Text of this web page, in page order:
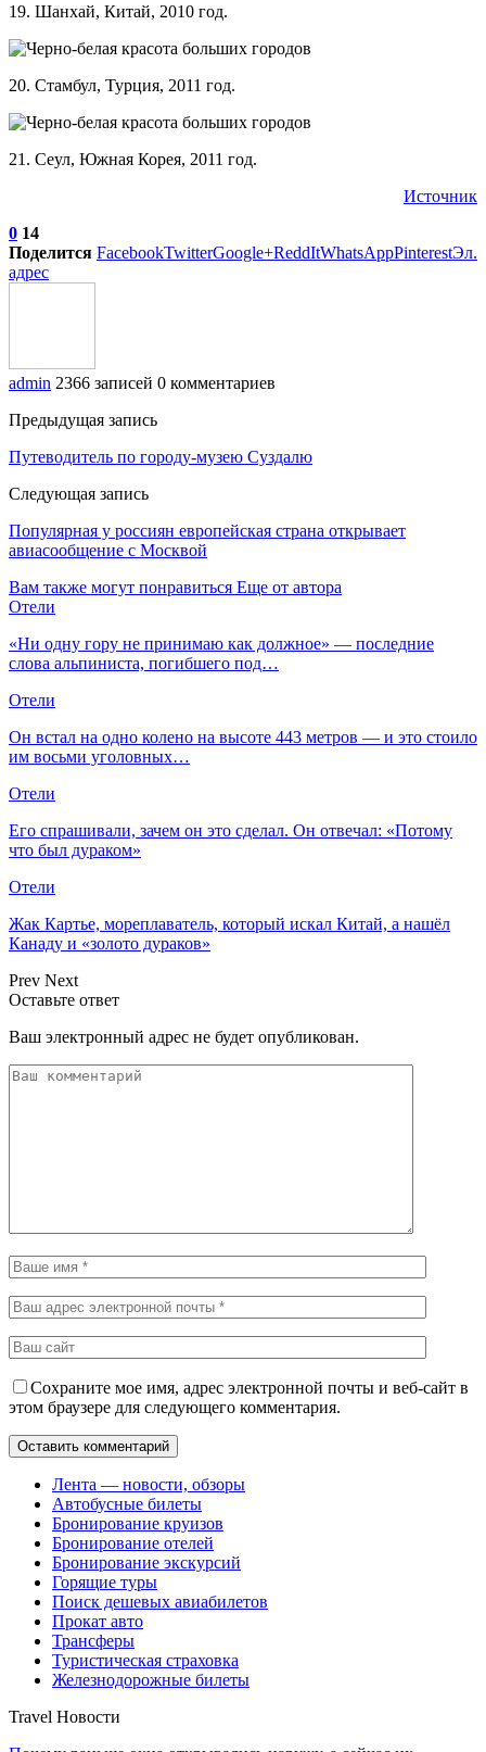
19. Шанхай, Китай, 2010 год.
20. Стамбул, Турция, 2011 год.
21. Сеул, Южная Корея, 2011 год.
Источник
0 14
Поделится FacebookTwitterGoogle+ReddItWhatsAppPinterestЭл.
адрес
admin 2366 записей 0 комментариев
Предыдущая запись
Путеводитель по городу-музею Суздалю
Следующая запись
Популярная у россиян европейская страна открывает
авиасообщение с Москвой
Вам также могут понравиться Еще от автора
Отели
«Ни одну гору не принимаю как должное» — последние
слова альпиниста, погибшего под…
Отели
Он встал на одно колено на высоте 443 метров — и это стоило
им восьми уголовных…
Отели
Его спрашивали, зачем он это сделал. Он отвечал: «Потому
что был дураком»
Отели
Жак Картье, мореплаватель, который искал Китай, а нашёл
Канаду и «золото дураков»
Prev Next
Оставьте ответ
Ваш электронный адрес не будет опубликован.
Сохраните мое имя, адрес электронной почты и веб-сайт в
этом браузере для следующего комментария.
Лента — новости, обзоры
Автобусные билеты
Бронирование круизов
Бронирование отелей
Бронирование экскурсий
Горящие туры
Поиск дешевых авиабилетов
Прокат авто
Трансферы
Туристическая страховка
Железнодорожные билеты
Travel Новости